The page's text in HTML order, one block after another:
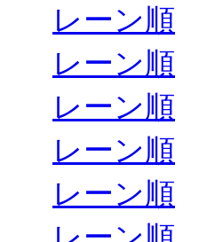
レーン順
レーン順
レーン順
レーン順
レーン順